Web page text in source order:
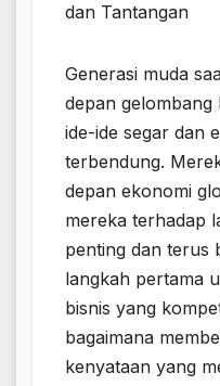
dan Tantangan
Generasi muda
depan gelombang
ide-ide segar dan
terbendung.
depan ekonomi
mereka terhadap
penting dan terus
langkah pertama
bisnis yang
bagaimana
kenyataan yang